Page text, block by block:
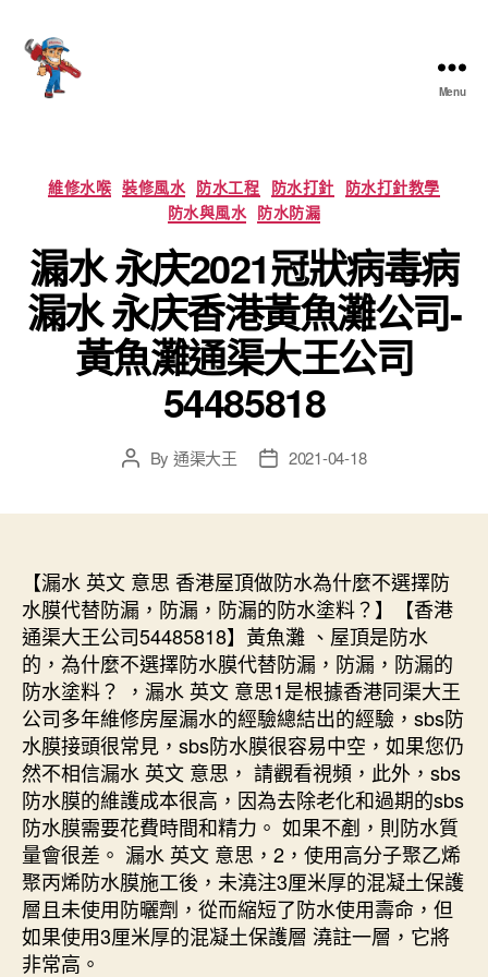
Menu
Categories
維修水喉 裝修風水 防水工程 防水打針 防水打針教學
防水與風水 防水防漏
漏水 永庆2021冠狀病毒病
漏水 永庆香港黃魚灘公司-
黃魚灘通渠大王公司
54485818
PostBy 通渠大王
Post2021-04-18
【漏水 英文 意思 香港屋頂做防水為什麼不選擇防
水膜代替防漏，防漏，防漏的防水塗料？】【香港
通渠大王公司54485818】黃魚灘 、屋頂是防水
的，為什麼不選擇防水膜代替防漏，防漏，防漏的
防水塗料？ ，漏水 英文 意思1是根據香港同渠大王
公司多年維修房屋漏水的經驗總結出的經驗，sbs防
水膜接頭很常見，sbs防水膜很容易中空，如果您仍
然不相信漏水 英文 意思， 請觀看視頻，此外，sbs
防水膜的維護成本很高，因為去除老化和過期的sbs
防水膜需要花費時間和精力。 如果不剷，則防水質
量會很差。 漏水 英文 意思，2，使用高分子聚乙烯
聚丙烯防水膜施工後，未澆注3厘米厚的混凝土保護
層且未使用防曬劑，從而縮短了防水使用壽命，但
如果使用3厘米厚的混凝土保護層 澆註一層，它將
非常高。